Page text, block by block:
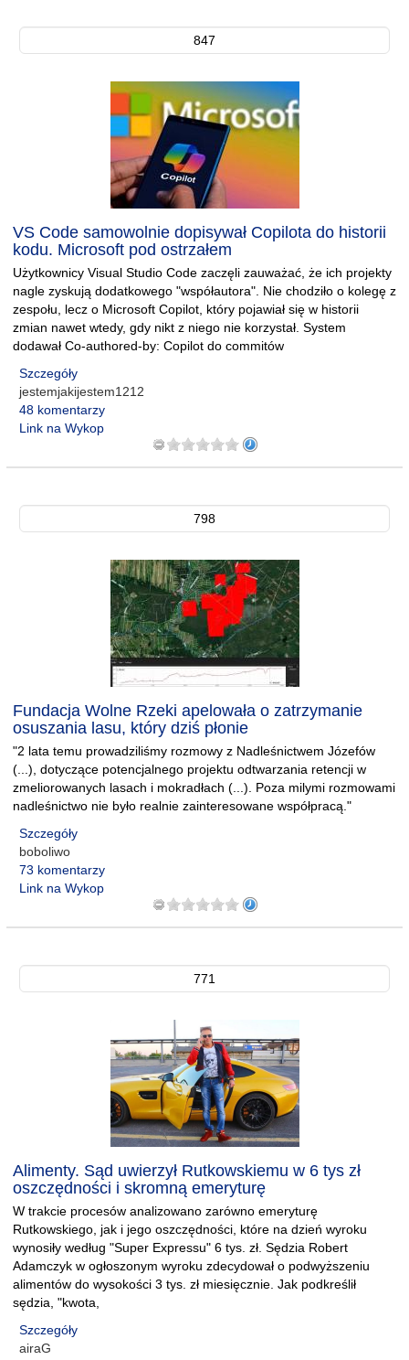
847
VS Code samowolnie dopisywał Copilota do historii
kodu. Microsoft pod ostrzałem
Użytkownicy Visual Studio Code zaczęli zauważać, że ich projekty
nagle zyskują dodatkowego "współautora". Nie chodziło o kolegę z
zespołu, lecz o Microsoft Copilot, który pojawiał się w historii
zmian nawet wtedy, gdy nikt z niego nie korzystał. System
dodawał Co-authored-by: Copilot do commitów
Szczegóły
jestemjakijestem1212
48 komentarzy
Link na Wykop
798
Fundacja Wolne Rzeki apelowała o zatrzymanie
osuszania lasu, który dziś płonie
"2 lata temu prowadziliśmy rozmowy z Nadleśnictwem Józefów
(...), dotyczące potencjalnego projektu odtwarzania retencji w
zmeliorowanych lasach i mokradłach (...). Poza milymi rozmowami
nadleśnictwo nie było realnie zainteresowane współpracą."
Szczegóły
boboliwo
73 komentarzy
Link na Wykop
771
Alimenty. Sąd uwierzył Rutkowskiemu w 6 tys zł
oszczędności i skromną emeryturę
W trakcie procesów analizowano zarówno emeryturę
Rutkowskiego, jak i jego oszczędności, które na dzień wyroku
wynosiły według "Super Expressu" 6 tys. zł. Sędzia Robert
Adamczyk w ogłoszonym wyroku zdecydował o podwyższeniu
alimentów do wysokości 3 tys. zł miesięcznie. Jak podkreślił
sędzia, "kwota,
Szczegóły
airaG